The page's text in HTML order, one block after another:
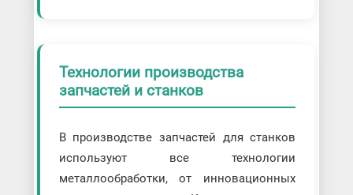
Технологии производства
запчастей и станков
В производстве запчастей для станков
используют все технологии
металлообработки, от инновационных